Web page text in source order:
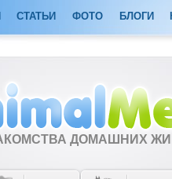
СТАТЬИ ФОТО БЛОГИ
ДОМАШНИХ